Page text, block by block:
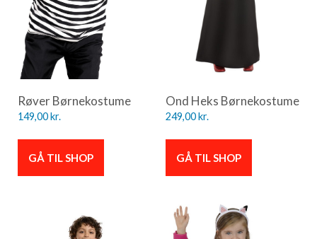
Røver Børnekostume
149,00kr.
GÅ TIL SHOP
Ond Heks Børnekostume
249,00kr.
GÅ TIL SHOP